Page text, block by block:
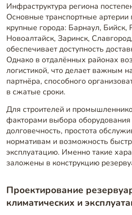
Инфраструктура региона
Основные транспортные артерии
крупные города: Барнаул, Бийск,
Новоалтайск, Заринск,
обеспечивает доступность
Однако в отдалённых районах
логистикой, что делает важным
партнёра, способного
в сжатые сроки.
Для строителей и
факторами выбора оборудования
долговечность, простота
нормативам и возможность
эксплуатацию. Именно такие
заложены в конструкцию
Проектирование
климатических и